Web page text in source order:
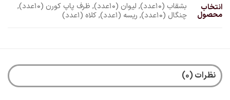
انتخاب
محصول
بشقاب (10عدد), لیوان (10عدد), ظرف پاپ کورن (10عدد),
چنگال (10عدد), ریسه (1عدد), کلاه (1عدد)
نظرات (0)